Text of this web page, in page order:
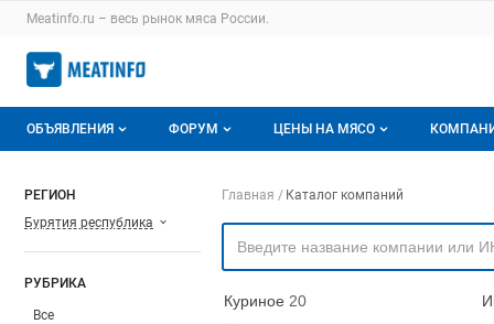
Раздел навигации по сайту meatinfo.ru
Meatinfo.ru – весь рынок мяса России.
Авторизация и меню пользователя
Навигация по разделам сайта meatinfo.ru
ОБЪЯВЛЕНИЯ
Горячее предложение
Заявки на покупку мяса
ФОРУМ
Избранные
С моим участием
ЦЕНЫ НА МЯСО
Актуальные мониторинги
Цены на мясо Моя
РЕГИОН
Бурятия республика
РУБРИКА
Все
Навигация по
Главная Каталог компаний
Куриное 20